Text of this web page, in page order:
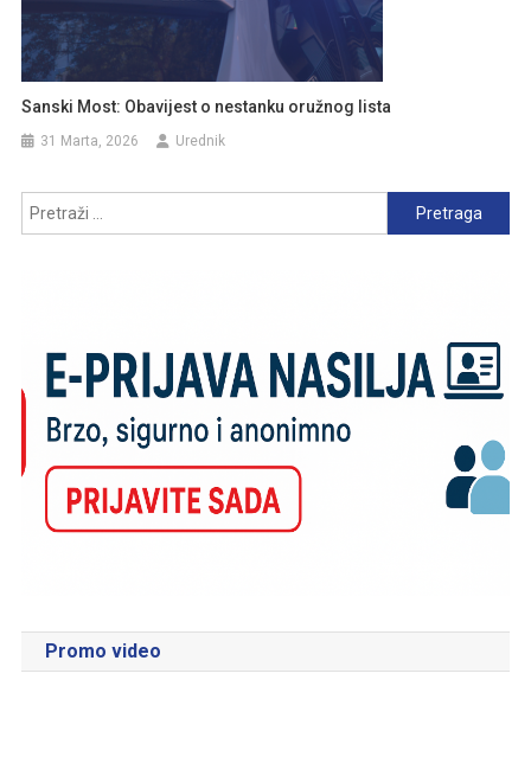
Sanski Most: Obavijest o nestanku oružnog lista
31 Marta, 2026 Urednik
Pretraga:
Promo video